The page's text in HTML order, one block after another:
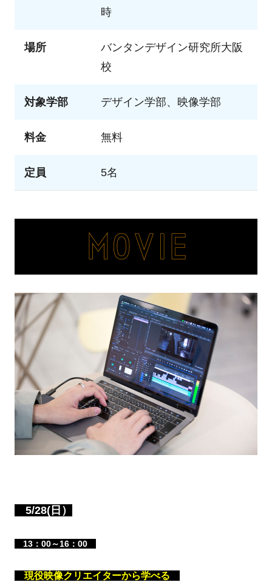
時
場所
バンタンデザイン研究所大阪
校
対象学部 デザイン学部、映像学部
料金 無料
定員 5名
5/28(日）
13：00～16：00
現役映像クリエイターから学べる